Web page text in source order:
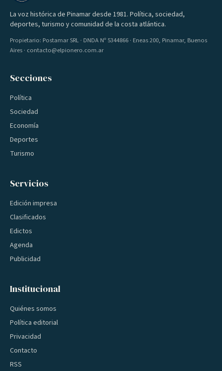
La voz histórica de Pinamar desde 1981. Política, sociedad,
deportes, turismo y comunidad de la costa atlántica.
Propietario: Postamar SRL · DNDA Nº 5344866 · Eneas 200, Pinamar, Buenos
Aires · contacto@elpionero.com.ar
Secciones
Política
Sociedad
Economía
Deportes
Turismo
Servicios
Edición impresa
Clasificados
Edictos
Agenda
Publicidad
Institucional
Quiénes somos
Política editorial
Privacidad
Contacto
RSS